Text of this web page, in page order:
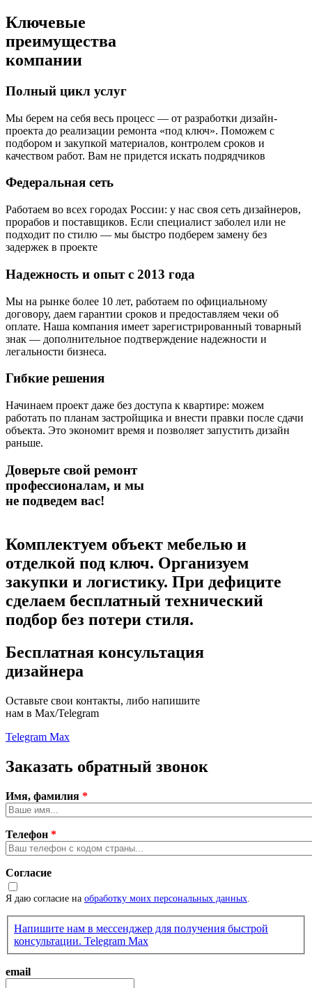
Ключевые
преимущества
компании
Полный цикл услуг
Мы берем на себя весь процесс — от разработки дизайн-
проекта до реализации ремонта «под ключ». Поможем с
подбором и закупкой материалов, контролем сроков и
качеством работ. Вам не придется искать подрядчиков
Федеральная сеть
Работаем во всех городах России: у нас своя сеть дизайнеров,
прорабов и поставщиков. Если специалист заболел или не
подходит по стилю — мы быстро подберем замену без
задержек в проекте
Надежность и опыт с 2013 года
Мы на рынке более 10 лет, работаем по официальному
договору, даем гарантии сроков и предоставляем чеки об
оплате. Наша компания имеет зарегистрированный товарный
знак — дополнительное подтверждение надежности и
легальности бизнеса.
Гибкие решения
Начинаем проект даже без доступа к квартире: можем
работать по планам застройщика и внести правки после сдачи
объекта. Это экономит время и позволяет запустить дизайн
раньше.
Доверьте свой ремонт
профессионалам, и мы
не подведем вас!
Комплектуем объект мебелью и
отделкой под ключ. Организуем
закупки и логистику. При дефиците
сделаем бесплатный технический
подбор без потери стиля.
Бесплатная консультация
дизайнера
Оставьте свои контакты, либо напишите
нам в Max/Telegram
Telegram Max
Заказать обратный звонок
Имя, фамилия *
Телефон *
Согласие
Я даю согласие на обработку моих персональных данных
Напишите нам в мессенджер для получения быстрой
консультации. Telegram Max
email